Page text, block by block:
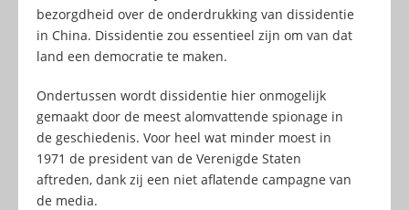
bezorgdheid over de onderdrukking van dissidentie
in China. Dissidentie zou essentieel zijn om van dat
land een democratie te maken.
Ondertussen wordt dissidentie hier onmogelijk
gemaakt door de meest alomvattende spionage in
de geschiedenis. Voor heel wat minder moest in
1971 de president van de Verenigde Staten
aftreden, dank zij een niet aflatende campagne van
de media.